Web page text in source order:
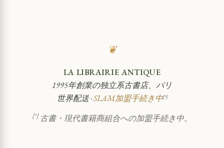
❦
LA LIBRAIRIE ANTIQUE
1995年創業の独立系古書店、パリ
世界配送 ·SLAM加盟手続き中[*]
[*]古書・現代書籍商組合への加盟手続き中。